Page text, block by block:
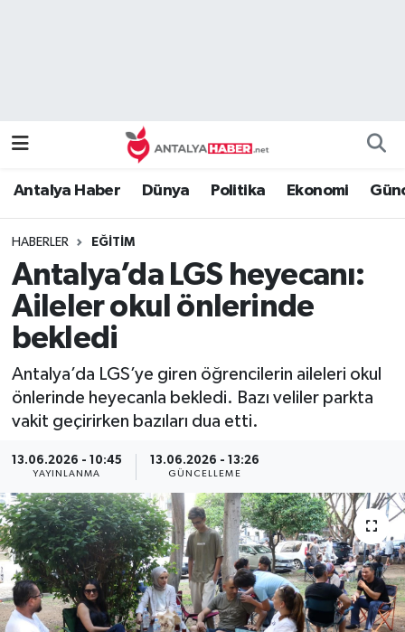
Antalya Haber Dünya Politika Ekonomi
HABERLER EĞITIM
Antalya’da LGS heyecanı:
Aileler okul önlerinde
bekledi
Antalya’da LGS’ye giren öğrencilerin aileleri okul
önlerinde heyecanla bekledi. Bazı veliler parkta
vakit geçirirken bazıları dua etti.
13.06.2026 - 10:45
YAYINLANMA
13.06.2026 - 13:26
GÜNCELLEME
Genel
Güncel
Güvenlik
Medya
Politika
Sağlık
Namaz Vakitleri
Tüm Manşetler
Son Dakika Haberleri
Haber Arşivi